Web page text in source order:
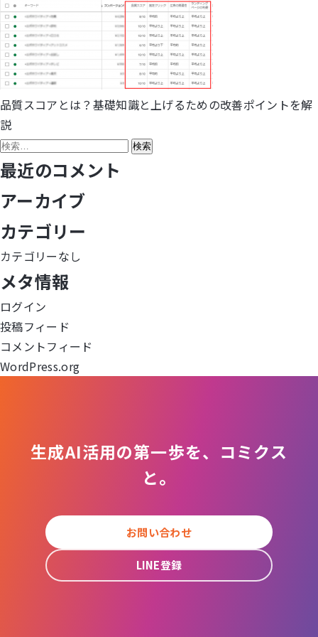
投
稿
ナ
ビ
ゲ
ー
シ
ョ
ン
品質スコアとは？基礎知識と上げるための改善ポイントを解
説
検
索:
最近のコメント
アーカイブ
カテゴリー
カテゴリーなし
メタ情報
ログイン
投稿フィード
コメントフィード
WordPress.org
生成AI活用の第一歩を、コミクス
と。
お問い合わせ
LINE登録